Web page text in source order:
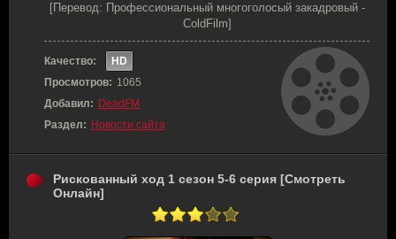
[Перевод: Профессиональный многоголосый закадровый -
ColdFilm]
Качество:
HD
Просмотров: 1065
Добавил: DeadFM
Раздел: Новости сайта
Рискованный ход 1 сезон 5-6 серия [Смотреть
Онлайн]